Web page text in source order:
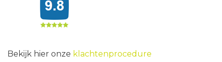
Bekijk hier onze klachtenprocedure